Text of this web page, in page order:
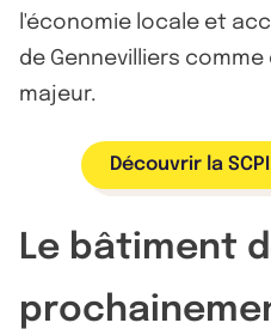
l'économie locale et
de Gennevilliers
majeur.
Découvrir la
Le bâtiment